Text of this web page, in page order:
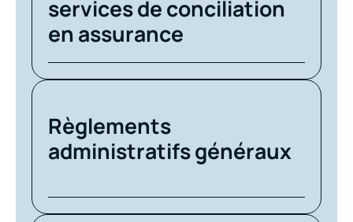
services de conciliation
en assurance
Règlements
administratifs généraux